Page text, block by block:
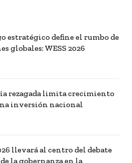
estratégico define el rumbo de
globales: WESS 2026
rezagada limita crecimiento
inversión nacional
llevará al centro del debate
la gobernanza en la